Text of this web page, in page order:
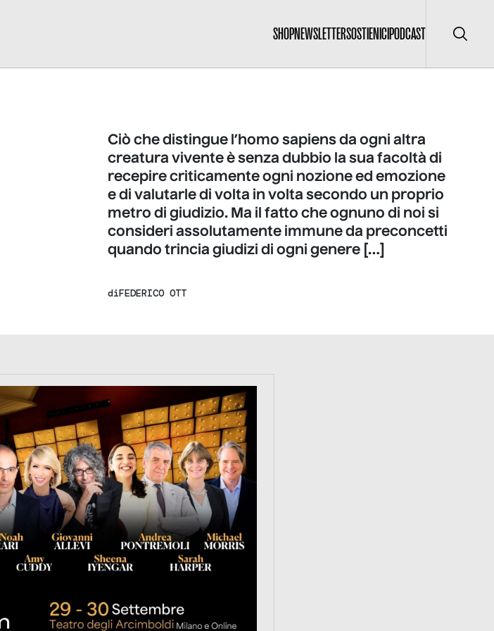
SHOPNEWSLETTERSOSTIENICIPODCAST Cerca
Ciò che distingue l’homo sapiens da ogni altra
creatura vivente è senza dubbio la sua facoltà di
recepire criticamente ogni nozione ed emozione
e di valutarle di volta in volta secondo un proprio
metro di giudizio. Ma il fatto che ognuno di noi si
consideri assolutamente immune da preconcetti
quando trincia giudizi di ogni genere […]
diFEDERICO OTT